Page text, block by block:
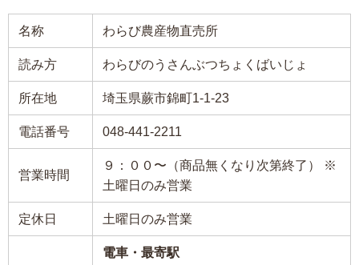
名称 わらび農産物直売所
読み方 わらびのうさんぶつちょくばいじょ
所在地 埼玉県蕨市錦町1-1-23
電話番号 048-441-2211
営業時間
９：００〜（商品無くなり次第終了） ※
土曜日のみ営業
定休日 土曜日のみ営業
電車・最寄駅